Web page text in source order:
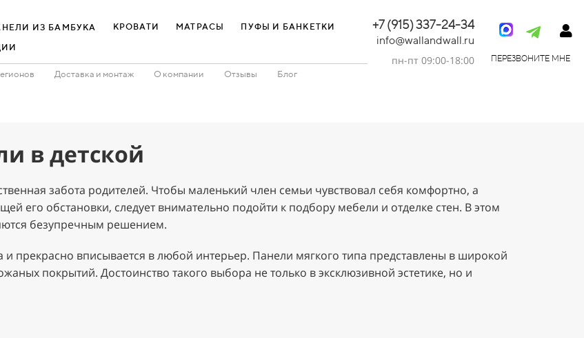
ИЗ БАМБУКА КРОВАТИ МАТРАСЫ ПУФЫ И БАНКЕТКИ
Доставка и монтаж О компании Отзывы
Блог
+7 (915) 337-24-34
info@wallandwall.ru
пн-пт 09:00-18:00
ПЕРЕЗВОНИТЕ МНЕ
в детской
забота родителей. Чтобы маленький член семьи чувствовал себя комфортно, а
его обстановки, следует внимательно подойти к подбору мебели и отделке стен. В этом
безупречным решением.
прекрасно вписывается в любой интерьер. Панели мягкого типа представлены в широкой
покрытий. Достоинство такого выбора не только в эксклюзивной эстетике, но и